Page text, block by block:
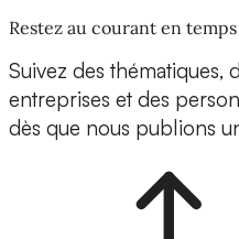
Restez au courant en
Suivez des thématiques,
entreprises et des
dès que nous publions